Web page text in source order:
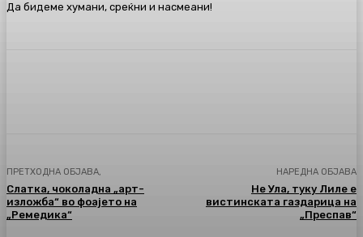
Да бидеме хумани, среќни и насмеани!
ПРЕТХОДНА ОБЈАВА,
Слатка, чоколадна „арт-
изложба“ во фоајето на
„Ремедика“
НАРЕДНА ОБЈАВА
Не Ула, туку Лиле е
вистинската газдарица на
„Преспав“